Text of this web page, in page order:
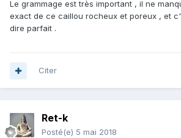
Le grammage est très important , il ne
exact de ce caillou rocheux et poreux , et
dire parfait .
Citer
Ret-k
Posté(e) 5 mai 2018